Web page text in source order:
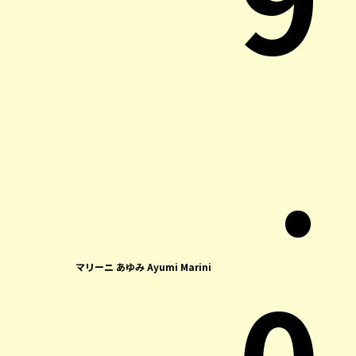
マリーニ あゆみ Ayumi Marini
.